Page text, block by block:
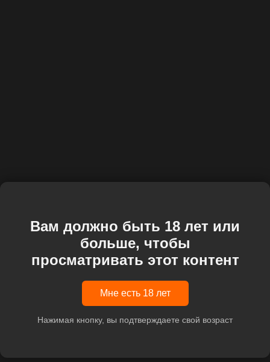
Вам должно быть 18 лет или
больше, чтобы
просматривать этот контент
Мне есть 18 лет
Нажимая кнопку, вы подтверждаете свой возраст